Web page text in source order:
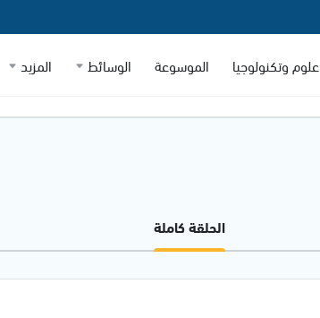
علوم وتكنولوجيا الموسوعة الوسائط المزيد
الحلقة كاملة